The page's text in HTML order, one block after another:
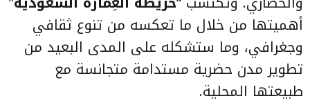
أهميتها من خلال ما تعكسه من تنوع ثقافي
وجغرافي، وما ستشكله على المدى البعيد من
تطوير مدن حضرية مستدامة متجانسة مع
طبيعتها المحلية.